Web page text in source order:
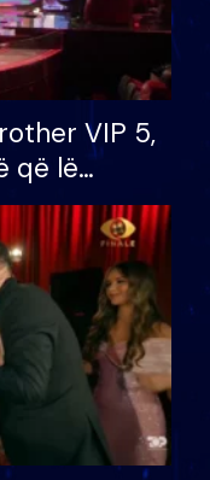
VIP 5,
që lë
për